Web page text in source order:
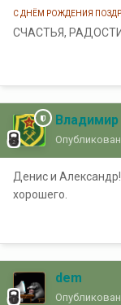
С ДНЁМ РОЖДЕНИЯ
СЧАСТЬЯ,
Владимир
Денис и
хорошего.
dem